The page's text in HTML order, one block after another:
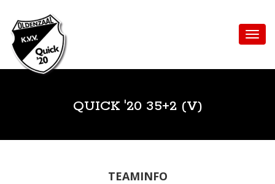
QUICK '20 35+2 (V)
TEAMINFO